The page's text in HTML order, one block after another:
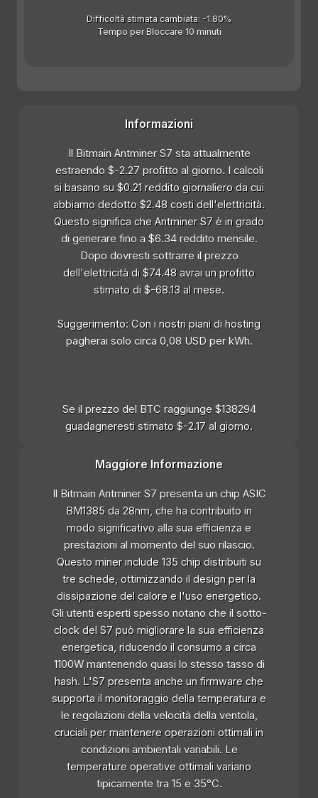
Difficoltà stimata cambiata: -1.80%
Tempo per Bloccare 10 minuti
Informazioni
Il Bitmain Antminer S7 sta attualmente
estraendo $-2.27 profitto al giorno. I calcoli
si basano su $0.21 reddito giornaliero da cui
abbiamo dedotto $2.48 costi dell'elettricità.
Questo significa che Antminer S7 è in grado
di generare fino a $6.34 reddito mensile.
Dopo dovresti sottrarre il prezzo
dell'elettricità di $74.48 avrai un profitto
stimato di $-68.13 al mese.
Suggerimento: Con i nostri piani di hosting
pagherai solo circa 0,08 USD per kWh.
Se il prezzo del BTC raggiunge $138294
guadagneresti stimato $-2.17 al giorno.
Maggiore Informazione
Il Bitmain Antminer S7 presenta un chip ASIC
BM1385 da 28nm, che ha contribuito in
modo significativo alla sua efficienza e
prestazioni al momento del suo rilascio.
Questo miner include 135 chip distribuiti su
tre schede, ottimizzando il design per la
dissipazione del calore e l'uso energetico.
Gli utenti esperti spesso notano che il sotto-
clock del S7 può migliorare la sua efficienza
energetica, riducendo il consumo a circa
1100W mantenendo quasi lo stesso tasso di
hash. L'S7 presenta anche un firmware che
supporta il monitoraggio della temperatura e
le regolazioni della velocità della ventola,
cruciali per mantenere operazioni ottimali in
condizioni ambientali variabili. Le
temperature operative ottimali variano
tipicamente tra 15 e 35°C.